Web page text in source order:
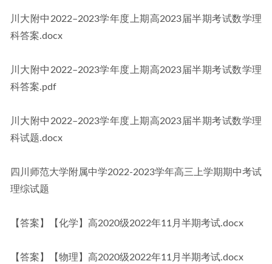
川大附中2022–2023学年度上期高2023届半期考试数学理
科答案.docx
川大附中2022–2023学年度上期高2023届半期考试数学理
科答案.pdf
川大附中2022–2023学年度上期高2023届半期考试数学理
科试题.docx
四川师范大学附属中学2022-2023学年高三上学期期中考试
理综试题
【答案】【化学】高2020级2022年11月半期考试.docx
【答案】【物理】高2020级2022年11月半期考试.docx